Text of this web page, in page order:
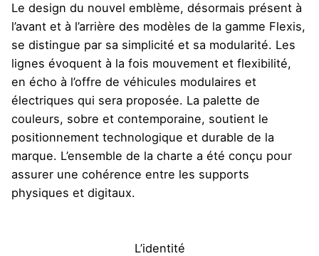
Le design du nouvel emblème, désormais présent à
l’avant et à l’arrière des modèles de la gamme Flexis,
se distingue par sa simplicité et sa modularité. Les
lignes évoquent à la fois mouvement et flexibilité,
en écho à l’offre de véhicules modulaires et
électriques qui sera proposée. La palette de
couleurs, sobre et contemporaine, soutient le
positionnement technologique et durable de la
marque. L’ensemble de la charte a été conçu pour
assurer une cohérence entre les supports
physiques et digitaux.
L’identité